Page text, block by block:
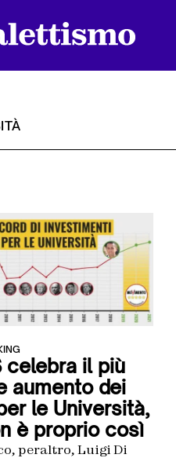
celebra il più
aumento dei
le Università,
è proprio così
peraltro, Luigi Di